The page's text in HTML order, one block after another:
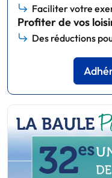
Faciliter votre
Profiter de vos
Des réductions